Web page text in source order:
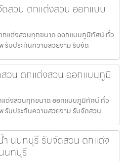
สวน ตกแต่งสวน ออกแบบ
กแต่งสวนทุกขนาด ออกแบบภูมิทัศน์ ทั่ว
รับประกันความสวยงาม รับจัด
วน ตกแต่งสวน ออกแบบภูมิ
ต่งสวนทุกขนาด ออกแบบภูมิทัศน์ ทั่ว
รับประกันความสวยงาม รับจัดสวน
ำ นนทบุรี รับจัดสวน ตกแต่ง
นทบุรี